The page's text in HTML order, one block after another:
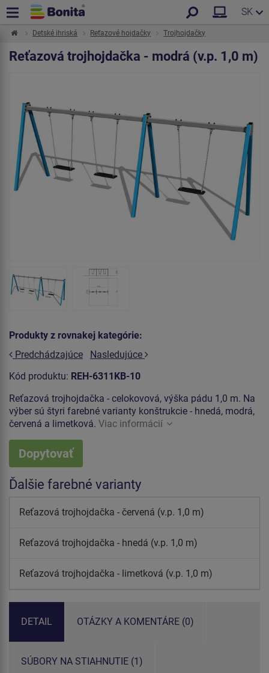
SK
Detské ihriská Reťazové hojdačky Trojhojdačky
Reťazová trojhojdačka - modrá (v.p. 1,0 m)
Produkty z rovnakej kategórie:
Predchádzajúce
Nasledujúce
Kód produktu: REH-6311KB-10
Reťazová trojhojdačka - celokovová, výška pádu 1,0 m. Na
výber sú štyri farebné varianty konštrukcie - hnedá, modrá,
červená a limetková. Viac informácií
Dopytovať
Ďalšie farebné varianty
Reťazová trojhojdačka - červená (v.p. 1,0 m)
Reťazová trojhojdačka - hnedá (v.p. 1,0 m)
Reťazová trojhojdačka - limetková (v.p. 1,0 m)
DETAIL OTÁZKY A KOMENTÁRE (0)
SÚBORY NA STIAHNUTIE (1)